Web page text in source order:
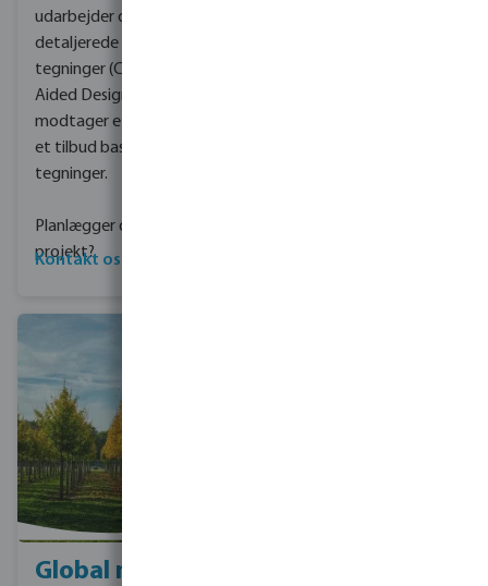
udarbejder derefter
detaljerede CAD-
tegninger (Computer
Aided Design).
modtager efterfølgende
et tilbud baseret på disse
tegninger.
Planlægger du et
projekt?
Kontakt os
Global mission